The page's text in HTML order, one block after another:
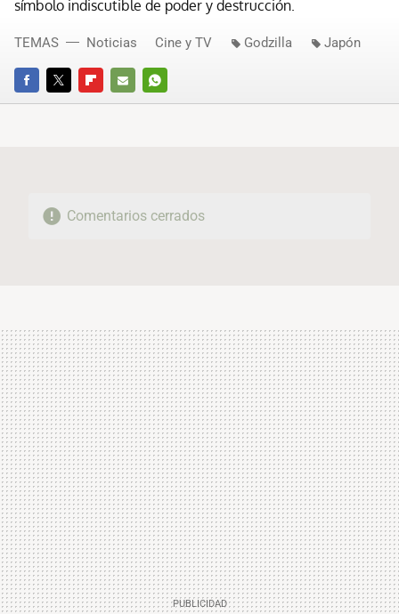
símbolo indiscutible de poder y destrucción.
FACEBOOKTWITTERFLIPBOARD
E-
WHATSAPP
TEMAS Noticias Cine y TV Godzilla Japón
Comentarios cerrados